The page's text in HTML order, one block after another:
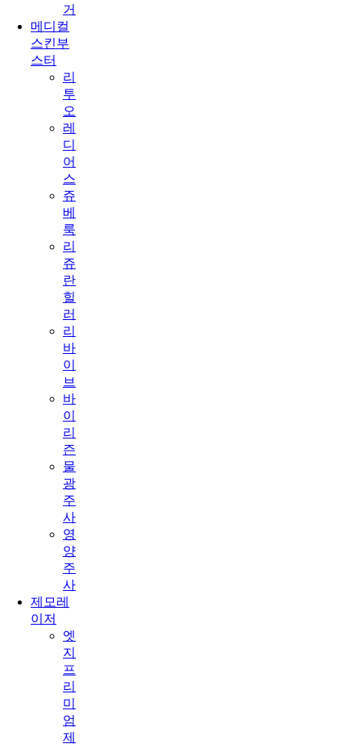
거
메디컬
스킨부
스터
리
투
오
레
디
어
스
쥬
베
룩
리
쥬
란
힐
러
리
바
이
브
바
이
리
즌
물
광
주
사
영
양
주
사
제모레
이저
엣
지
프
리
미
엄
제